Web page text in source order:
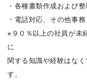
・各種書類作成および整
・電話対応、その他事
※９０％以上の社員が未
に
関する知識や経験はな
す。